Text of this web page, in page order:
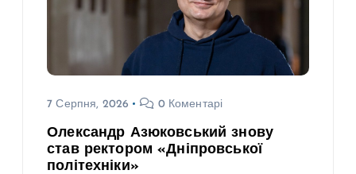
7 Серпня, 2026 0 Коментарі
Олександр Азюковський знову
став ректором «Дніпровської
політехніки»